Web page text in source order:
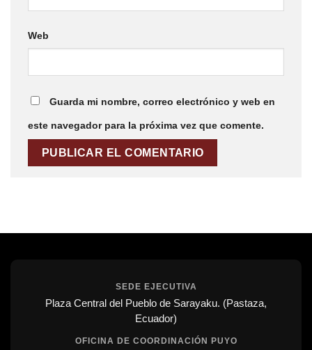
Web
Guarda mi nombre, correo electrónico y web en
este navegador para la próxima vez que comente.
SEDE EJECUTIVA
Plaza Central del Pueblo de Sarayaku. (Pastaza,
Ecuador)
OFICINA DE COORDINACIÓN PUYO